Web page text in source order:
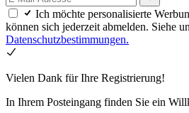
Ich möchte personalisierte
können sich jederzeit abmelden. Siehe
Datenschutzbestimmungen.
Vielen Dank für Ihre Registrierung!
In Ihrem Posteingang finden Sie ein